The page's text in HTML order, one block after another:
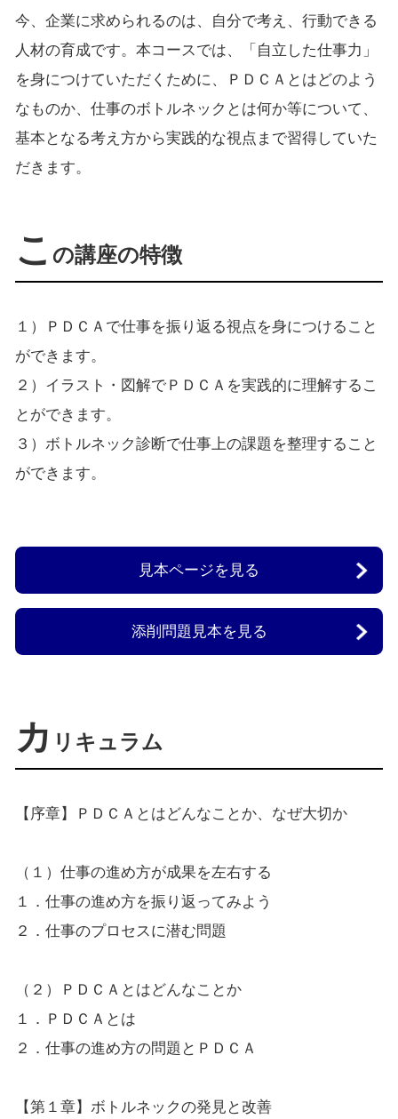
今、企業に求められるのは、自分で考え、行動できる
人材の育成です。本コースでは、「自立した仕事力」
を身につけていただくために、ＰＤＣＡとはどのよう
なものか、仕事のボトルネックとは何か等について、
基本となる考え方から実践的な視点まで習得していた
だきます。
こ の講座の特徴
１）ＰＤＣＡで仕事を振り返る視点を身につけること
ができます。
２）イラスト・図解でＰＤＣＡを実践的に理解するこ
とができます。
３）ボトルネック診断で仕事上の課題を整理すること
ができます。
見本ページを見る
添削問題見本を見る
カ リキュラム
【序章】ＰＤＣＡとはどんなことか、なぜ大切か
（１）仕事の進め方が成果を左右する
１．仕事の進め方を振り返ってみよう
２．仕事のプロセスに潜む問題
（２）ＰＤＣＡとはどんなことか
１．ＰＤＣＡとは
２．仕事の進め方の問題とＰＤＣＡ
【第１章】ボトルネックの発見と改善